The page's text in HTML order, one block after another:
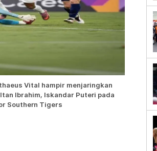
Vital hampir menjaringkan
Ibrahim, Iskandar Puteri pada
Southern Tigers